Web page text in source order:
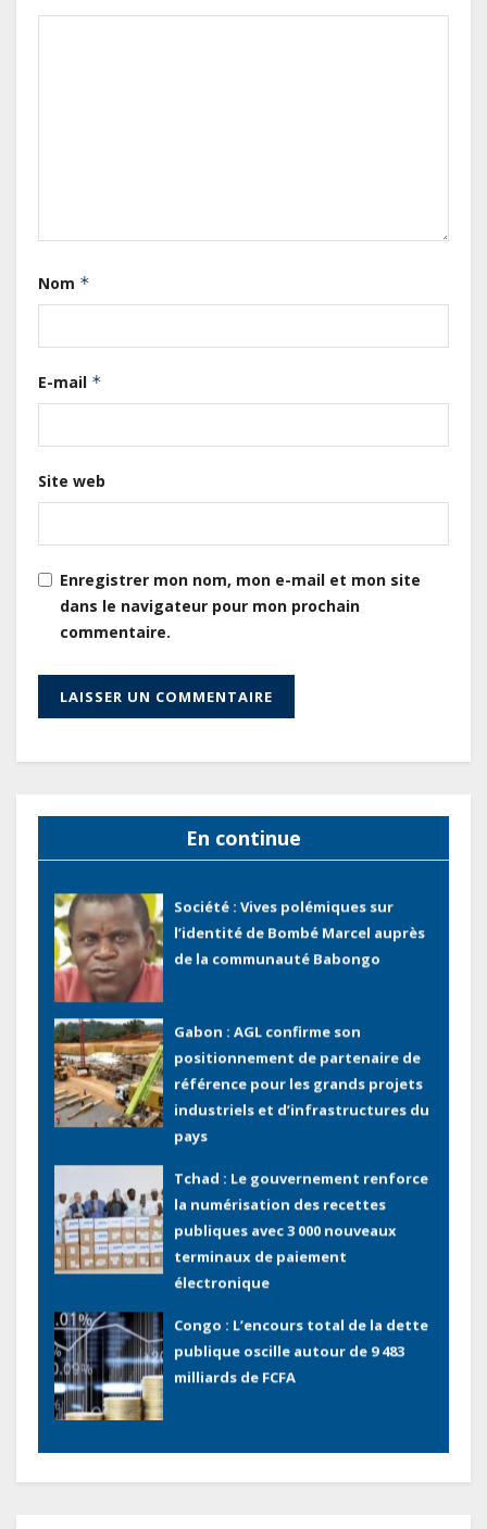
Nom *
E-mail *
Site web
Enregistrer mon nom, mon e-mail et mon site
dans le navigateur pour mon prochain
commentaire.
En continue
sur les marchés internationaux
améliorer la performance des
Sécurité sociale : Le Gabon et le
de la dette absorbent 20 à 30 % des
total pourrait atteindre 80 à 115 %
des recettes budgétaires
(Rapport)
Société : Vives polémiques sur
l’identité de Bombé Marcel auprès
de la communauté Babongo
Gabon : AGL confirme son
positionnement de partenaire de
référence pour les grands projets
industriels et d’infrastructures du
pays
Tchad : Le gouvernement renforce
la numérisation des recettes
publiques avec 3 000 nouveaux
terminaux de paiement
électronique
Congo : L’encours total de la dette
publique oscille autour de 9 483
milliards de FCFA
Gabon : L’activité économique a